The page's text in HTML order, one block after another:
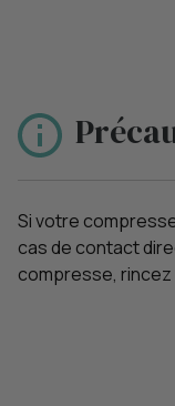
Si votre
cas de contact
compresse, rincez